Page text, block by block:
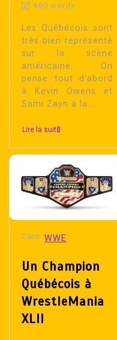
680 words
Les Québécois sont
très bien représenté
sur la scène
américaine. On
pense tout d’abord
à Kevin Owens et
Sami Zayn à la...
Lire la suite
Dans WWE
Un Champion
Québécois à
WrestleMania
XLII